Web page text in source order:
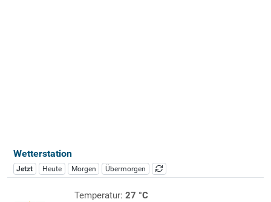
Wetterstation
Jetzt Heute Morgen Übermorgen
Temperatur: 27 °C